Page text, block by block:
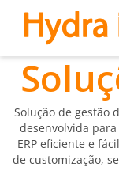
Solução de gestão
desenvolvida
ERP eficiente e
de customização,